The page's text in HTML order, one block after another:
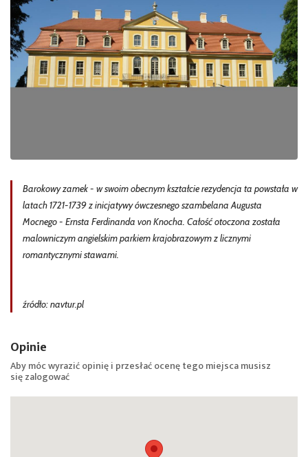
Barokowy zamek - w swoim obecnym kształcie rezydencja ta powstała w
latach 1721-1739 z inicjatywy ówczesnego szambelana Augusta
Mocnego - Ernsta Ferdinanda von Knocha. Całość otoczona została
malowniczym angielskim parkiem krajobrazowym z licznymi
romantycznymi stawami.
źródło: navtur.pl
Opinie
Aby móc wyrazić opinię i przesłać ocenę tego miejsca musisz
sięzalogować